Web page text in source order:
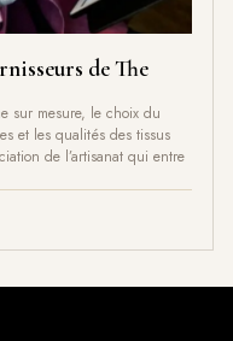
de The
sur mesure, le choix du
et les qualités des tissus
de l’artisanat qui entre